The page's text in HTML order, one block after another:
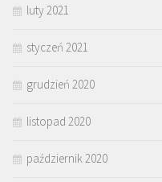
luty 2021
styczeń 2021
grudzień 2020
listopad 2020
październik 2020